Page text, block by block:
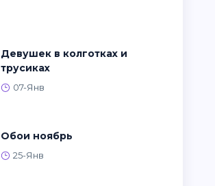
Девушек в колготках и
трусиках
07-Янв
Обои ноябрь
25-Янв